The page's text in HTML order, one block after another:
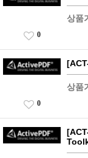
상품
0
상품
0